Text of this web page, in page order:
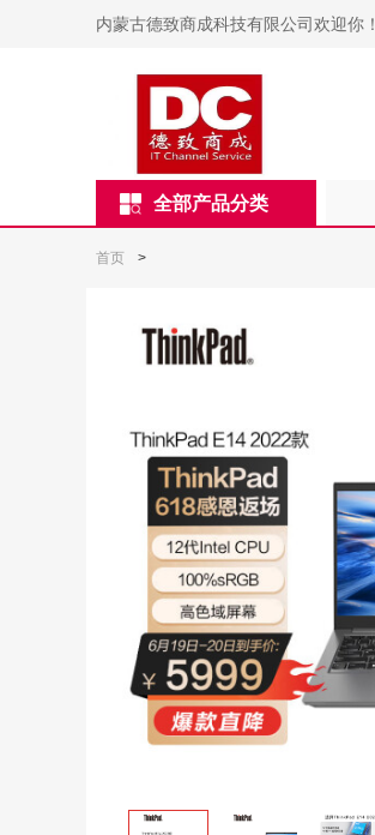
内蒙古德致商成科技有限公司欢迎你！
全部产品分类
首页 >